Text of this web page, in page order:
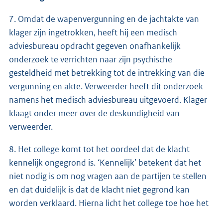
7. Omdat de wapenvergunning en de jachtakte van
klager zijn ingetrokken, heeft hij een medisch
adviesbureau opdracht gegeven onafhankelijk
onderzoek te verrichten naar zijn psychische
gesteldheid met betrekking tot de intrekking van die
vergunning en akte. Verweerder heeft dit onderzoek
namens het medisch adviesbureau uitgevoerd. Klager
klaagt onder meer over de deskundigheid van
verweerder.
8. Het college komt tot het oordeel dat de klacht
kennelijk ongegrond is. ‘Kennelijk’ betekent dat het
niet nodig is om nog vragen aan de partijen te stellen
en dat duidelijk is dat de klacht niet gegrond kan
worden verklaard. Hierna licht het college toe hoe het